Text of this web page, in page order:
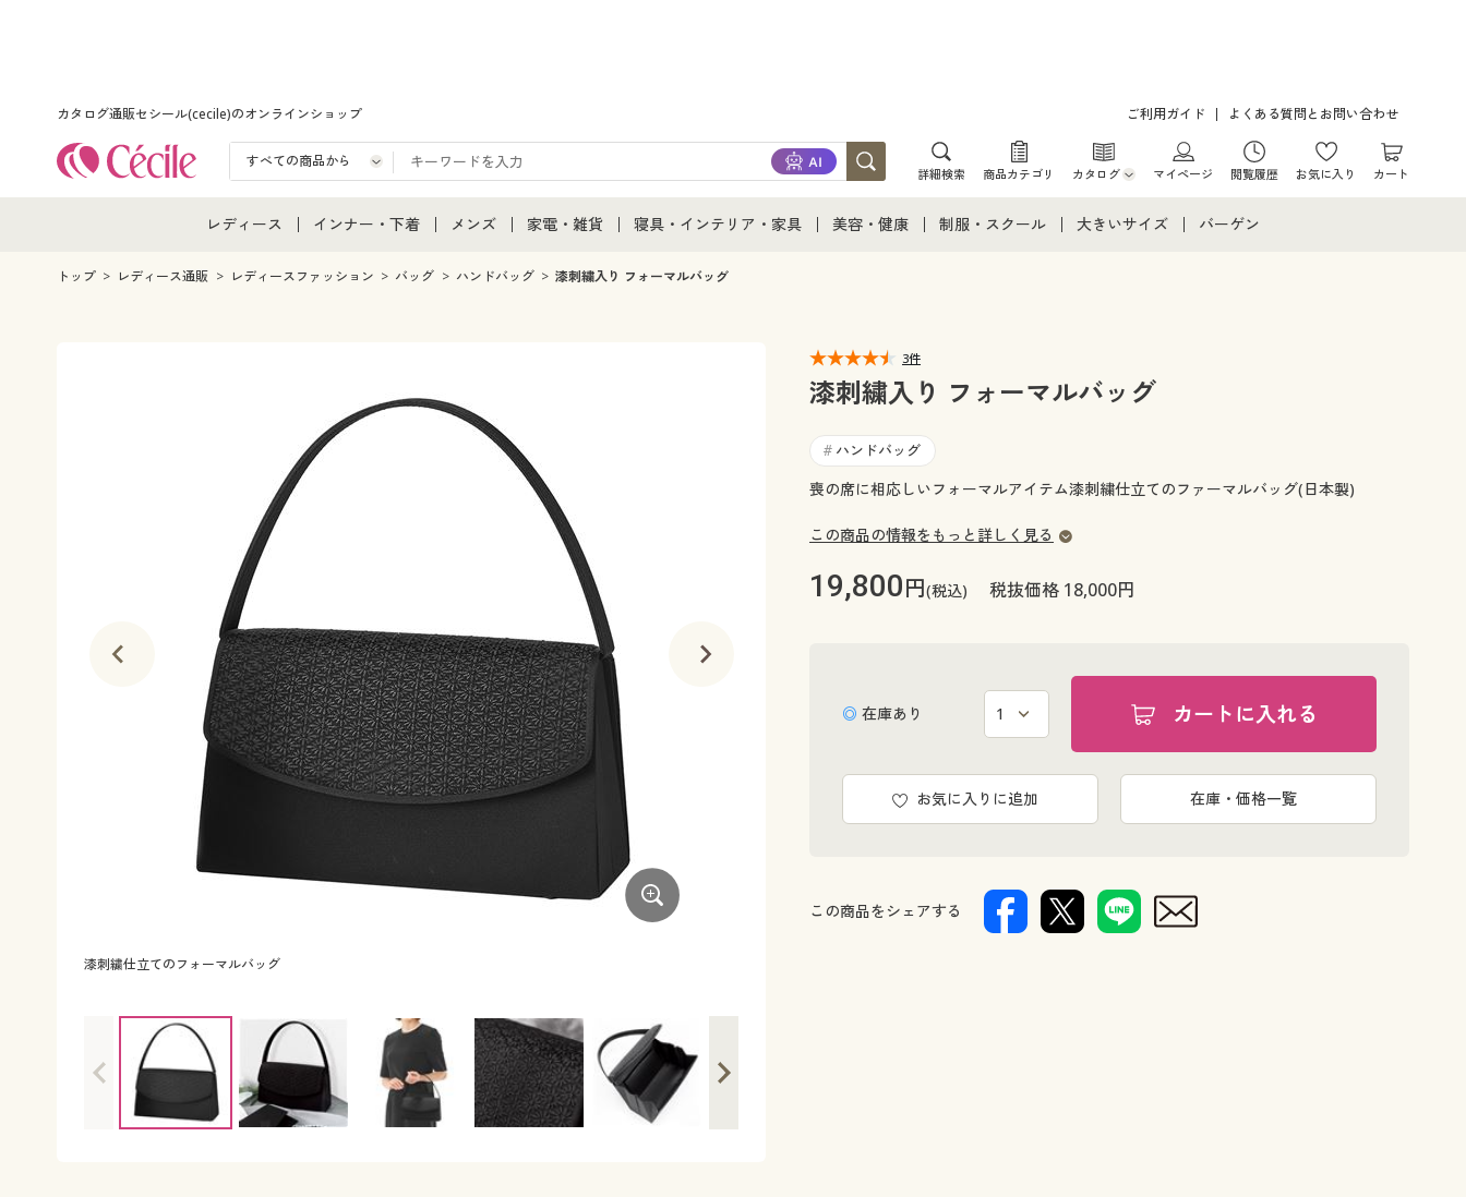
カタログ通販セシール(cecile)のオンラインショップ ご利用ガイド よくある質問とお問い合わせ
詳細検索 商品カテゴリ カタログ
カタログ・チラシからのご注文
マイページ 閲覧履歴 お気に入り カート
レディース
レディース通販すべて
インナー・下着
インナー・下着通販すべて
ジュニア・ティーンズ下着
メンズ
メンズ通販すべて
家電・雑貨
家電・雑貨すべて
寝具・インテリア・家具
寝具・インテリア・家具通販すべて
カーテン・ラグ・ファブリック
美容・健康 制服・スクール
ジュニア・ティーンズ下着
大きいサイズ
大きいサイズ レディース下着
大きいサイズ 事務・制服
バーゲン
トップ レディース通販 レディースファッション バッグ ハンドバッグ 漆刺繍入り フォーマルバッグ
漆刺繍仕立てのフォーマルバッグ
3件
漆刺繍入り フォーマルバッグ
# ハンドバッグ
喪の席に相応しいフォーマルアイテム漆刺繍仕立てのファーマルバッグ(日本製)
この商品の情報をもっと詳しく見る
19,800円(税込) 税抜価格 18,000円
◎ 在庫あり カートに入れる
お気に入りに追加 在庫・価格一覧
この商品をシェアする